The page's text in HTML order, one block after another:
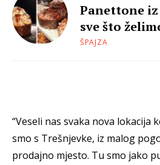
Panettone iz
sve što
ŠPAJZA
“Veseli nas svaka nova lokacija
smo s Trešnjevke, iz malog
prodajno mjesto. Tu smo jako